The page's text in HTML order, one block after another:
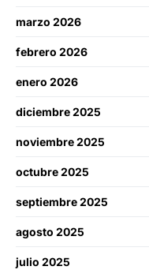
marzo 2026
febrero 2026
enero 2026
diciembre 2025
noviembre 2025
octubre 2025
septiembre 2025
agosto 2025
julio 2025